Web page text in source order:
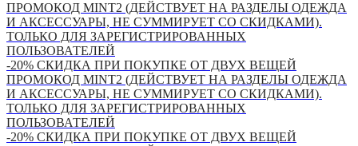
ПРОМОКОД MINT2 (ДЕЙСТВУЕТ НА РАЗДЕЛЫ ОДЕЖДА
И АКСЕССУАРЫ, НЕ СУММИРУЕТ СО СКИДКАМИ).
ТОЛЬКО ДЛЯ ЗАРЕГИСТРИРОВАННЫХ
ПОЛЬЗОВАТЕЛЕЙ
-20% СКИДКА ПРИ ПОКУПКЕ ОТ ДВУХ ВЕЩЕЙ
ПРОМОКОД MINT2 (ДЕЙСТВУЕТ НА РАЗДЕЛЫ ОДЕЖДА
И АКСЕССУАРЫ, НЕ СУММИРУЕТ СО СКИДКАМИ).
ТОЛЬКО ДЛЯ ЗАРЕГИСТРИРОВАННЫХ
ПОЛЬЗОВАТЕЛЕЙ
-20% СКИДКА ПРИ ПОКУПКЕ ОТ ДВУХ ВЕЩЕЙ